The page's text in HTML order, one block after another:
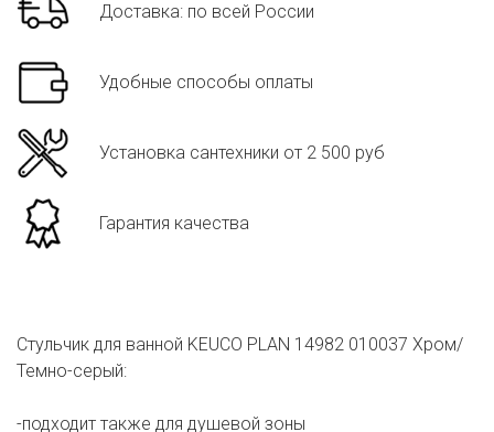
Доставка: по всей России
Удобные способы оплаты
Установка сантехники от 2 500 руб
Гарантия качества
Стульчик для ванной KEUCO PLAN 14982 010037 Хром/
Темно-серый:
-подходит также для душевой зоны